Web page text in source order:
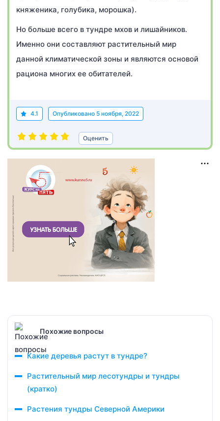
княженика, голубика, морошка).
Но больше всего в тундре мхов и лишайников.
Именно они составляют растительный мир
данной климатической зоны и являются основой
рациона многих ее обитателей.
4.1 Опубликовано 5 ноября, 2022
Оценить
Похожие вопросы
Какие деревья растут в тундре?
Растительный мир лесотундры и тундры
(кратко)
Растения тундры Северной Америки